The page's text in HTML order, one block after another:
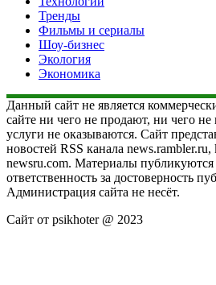
Тренды
Фильмы и сериалы
Шоу-бизнес
Экология
Экономика
Данный сайт не является
сайте ни чего не продают, ни чего
услуги не оказываются. Сайт
новостей RSS канала news.rambler.ru,
newsru.com. Материалы публикуются
ответственность за достоверность
Администрация сайта не несёт.
Сайт от psikhoter @ 2023